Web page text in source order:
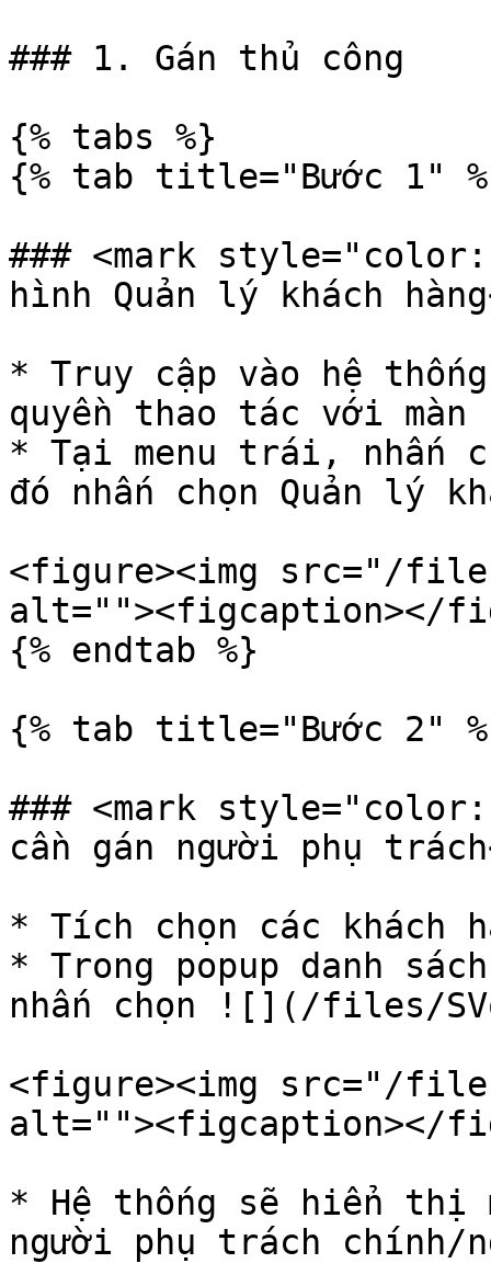
### 1. Gán thủ công
{% tabs %}
{% tab title="Bước 1"
### <mark
hình Quản lý khách
* Truy cập vào hệ
quyền thao tác với màn
* Tại menu trái, nhấn
đó nhấn chọn Quản lý
<figure><img src="/files/
alt=""><figcaption></
{% endtab %}
{% tab title="Bước 2"
### <mark
cần gán người phụ
* Tích chọn các khách
* Trong popup danh
nhấn chọn ![](/files/
<figure><img src="/files/
alt=""><figcaption></
* Hệ thống sẽ hiển thị
người phụ trách chính/